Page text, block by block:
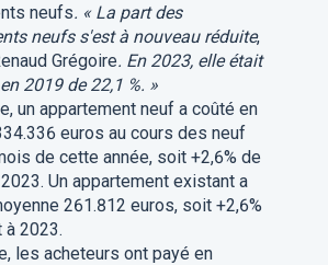
neufs. « La part des
neufs s'est à nouveau réduite,
Grégoire. En 2023, elle était
2019 de 22,1 %. »
un appartement neuf a coûté en
euros au cours des neuf
de cette année, soit +2,6% de
Un appartement existant a
261.812 euros, soit +2,6%
à 2023.
les acheteurs ont payé en